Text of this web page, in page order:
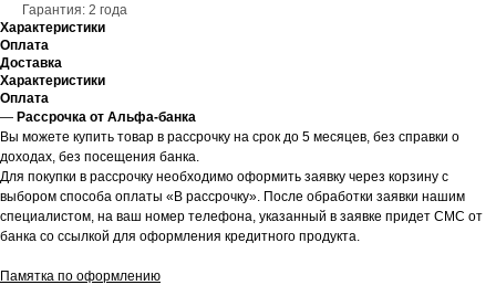
Гарантия: 2 года
Характеристики
Оплата
Доставка
Характеристики
Оплата
— Рассрочка от Альфа-банка
Вы можете купить товар в рассрочку на срок до 5 месяцев, без справки о
доходах, без посещения банка.
Для покупки в рассрочку необходимо оформить заявку через корзину с
выбором способа оплаты «В рассрочку». После обработки заявки нашим
специалистом, на ваш номер телефона, указанный в заявке придет СМС от
банка со ссылкой для оформления кредитного продукта.
Памятка по оформлению